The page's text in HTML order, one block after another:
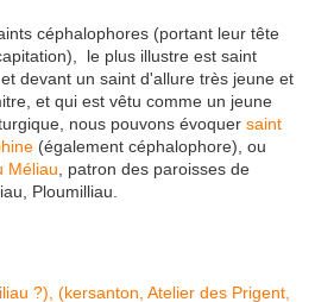
céphalophores (portant leur tête
le plus illustre est saint
devant un saint d'allure très jeune et
et qui est vêtu comme un jeune
nous pouvons évoquer saint
(également céphalophore), ou
Méliau , patron des paroisses de
Ploumilliau.